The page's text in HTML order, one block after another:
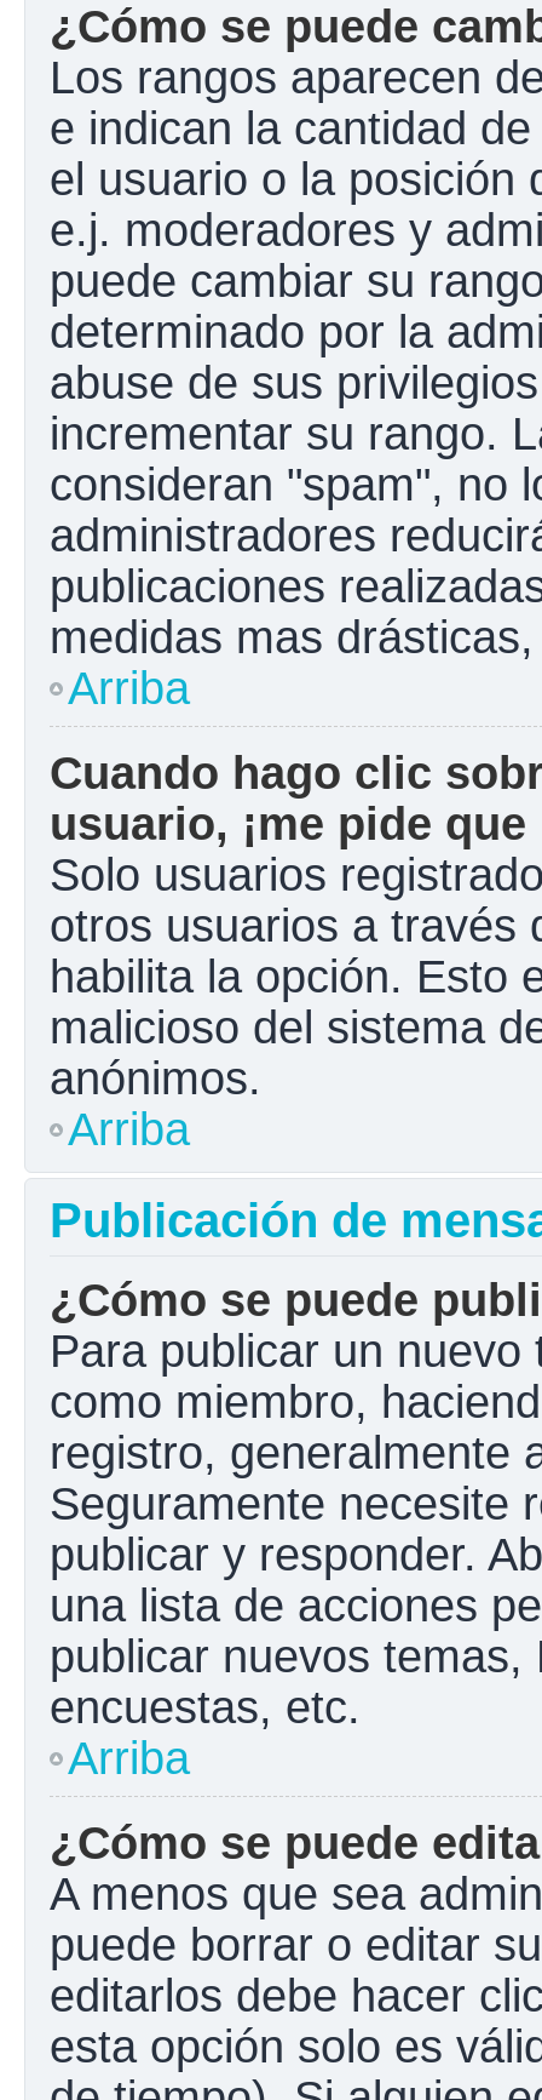
¿Cómo se puede
Los rangos aparecen
e indican la cantidad
el usuario o la posición
e.j. moderadores y
puede cambiar su
determinado por la
abuse de sus
incrementar su rango.
consideran "spam", no
administradores
publicaciones
medidas mas
Arriba
Cuando hago clic
usuario, ¡me pide
Solo usuarios
otros usuarios a través
habilita la opción. Esto
malicioso del sistema
anónimos.
Arriba
Publicación de
¿Cómo se puede
Para publicar un
como miembro,
registro, generalmente
Seguramente necesite
publicar y responder.
una lista de acciones
publicar nuevos
encuestas, etc.
Arriba
¿Cómo se puede
A menos que sea
puede borrar o editar
editarlos debe hacer
esta opción solo es